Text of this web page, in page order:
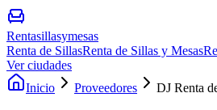
Rentasillasymesas
Renta de SillasRenta de Sillas y Mesas
Ver ciudades
Inicio
Proveedores DJ Renta